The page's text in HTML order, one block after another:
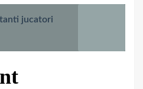
jucatori